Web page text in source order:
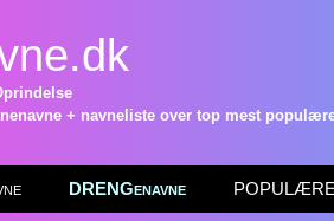
+ navneliste over top mest
DRENGenavne POPULÆRE